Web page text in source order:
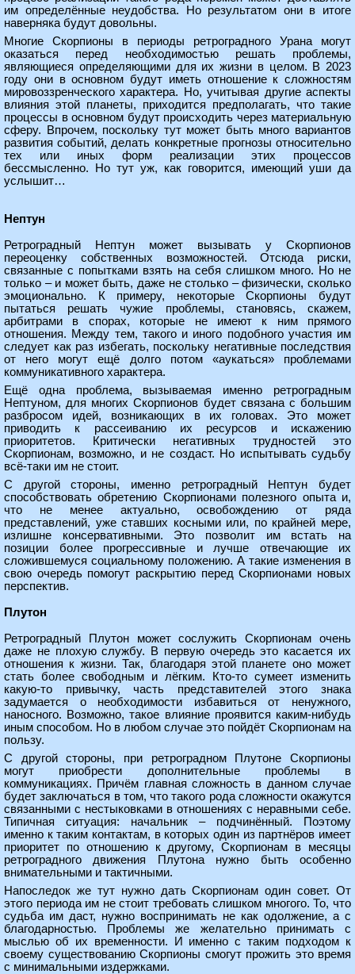
им определённые неудобства. Но результатом они в итоге
наверняка будут довольны.
Многие Скорпионы в периоды ретроградного Урана могут
оказаться перед необходимостью решать проблемы,
являющиеся определяющими для их жизни в целом. В 2023
году они в основном будут иметь отношение к сложностям
мировоззренческого характера. Но, учитывая другие аспекты
влияния этой планеты, приходится предполагать, что такие
процессы в основном будут происходить через материальную
сферу. Впрочем, поскольку тут может быть много вариантов
развития событий, делать конкретные прогнозы относительно
тех или иных форм реализации этих процессов
бессмысленно. Но тут уж, как говорится, имеющий уши да
услышит…
Нептун
Ретроградный Нептун может вызывать у Скорпионов
переоценку собственных возможностей. Отсюда риски,
связанные с попытками взять на себя слишком много. Но не
только – и может быть, даже не столько – физически, сколько
эмоционально. К примеру, некоторые Скорпионы будут
пытаться решать чужие проблемы, становясь, скажем,
арбитрами в спорах, которые не имеют к ним прямого
отношения. Между тем, такого и иного подобного участия им
следует как раз избегать, поскольку негативные последствия
от него могут ещё долго потом «аукаться» проблемами
коммуникативного характера.
Ещё одна проблема, вызываемая именно ретроградным
Нептуном, для многих Скорпионов будет связана с большим
разбросом идей, возникающих в их головах. Это может
приводить к рассеиванию их ресурсов и искажению
приоритетов. Критически негативных трудностей это
Скорпионам, возможно, и не создаст. Но испытывать судьбу
всё-таки им не стоит.
С другой стороны, именно ретроградный Нептун будет
способствовать обретению Скорпионами полезного опыта и,
что не менее актуально, освобождению от ряда
представлений, уже ставших косными или, по крайней мере,
излишне консервативными. Это позволит им встать на
позиции более прогрессивные и лучше отвечающие их
сложившемуся социальному положению. А такие изменения в
свою очередь помогут раскрытию перед Скорпионами новых
перспектив.
Плутон
Ретроградный Плутон может сослужить Скорпионам очень
даже не плохую службу. В первую очередь это касается их
отношения к жизни. Так, благодаря этой планете оно может
стать более свободным и лёгким. Кто-то сумеет изменить
какую-то привычку, часть представителей этого знака
задумается о необходимости избавиться от ненужного,
наносного. Возможно, такое влияние проявится каким-нибудь
иным способом. Но в любом случае это пойдёт Скорпионам на
пользу.
С другой стороны, при ретроградном Плутоне Скорпионы
могут приобрести дополнительные проблемы в
коммуникациях. Причём главная сложность в данном случае
будет заключаться в том, что такого рода сложности окажутся
связанными с нестыковками в отношениях с неравными себе.
Типичная ситуация: начальник – подчинённый. Поэтому
именно к таким контактам, в которых один из партнёров имеет
приоритет по отношению к другому, Скорпионам в месяцы
ретроградного движения Плутона нужно быть особенно
внимательными и тактичными.
Напоследок же тут нужно дать Скорпионам один совет. От
этого периода им не стоит требовать слишком многого. То, что
судьба им даст, нужно воспринимать не как одолжение, а с
благодарностью. Проблемы же желательно принимать с
мыслью об их временности. И именно с таким подходом к
своему существованию Скорпионы смогут прожить это время
с минимальными издержками.